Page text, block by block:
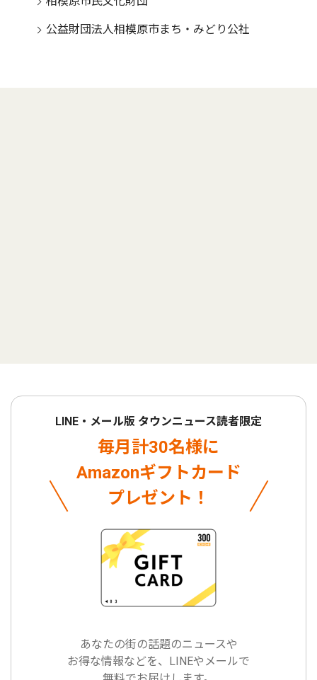
公益財団法人相模原市まち・みどり公社
LINE・メール版 タウンニュース読者限定
毎月計30名様に
Amazonギフトカード
プレゼント！
あなたの街の話題のニュースや
お得な情報などを、LINEやメールで